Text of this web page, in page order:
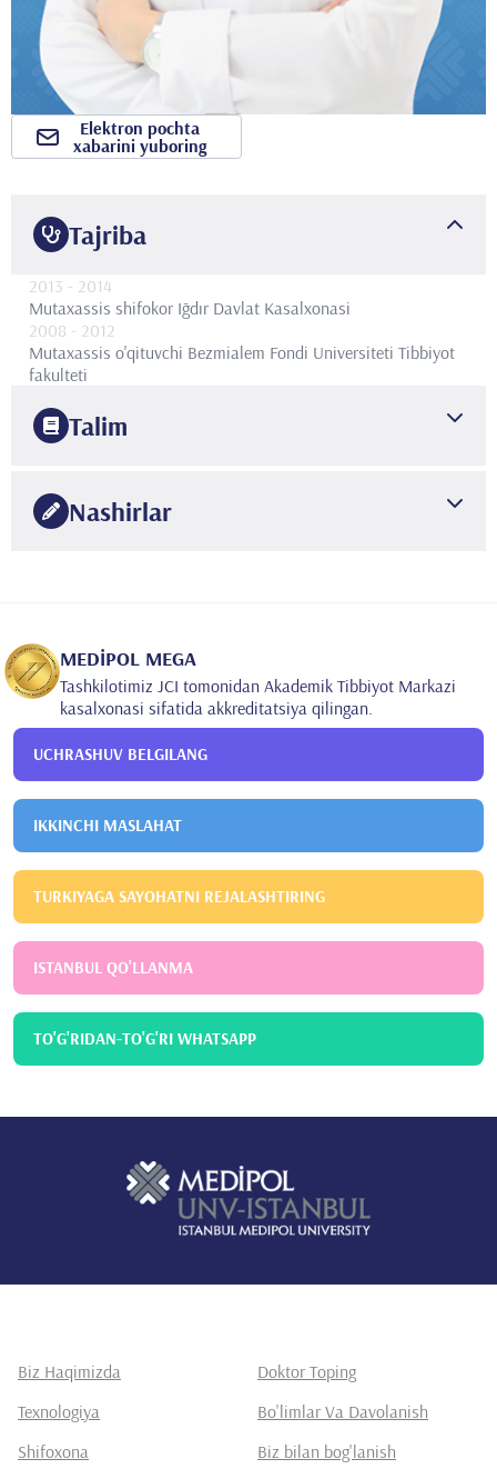
Tajriba
2013 - 2014
Mutaxassis shifokor Iğdır Davlat Kasalxonasi
2008 - 2012
Mutaxassis o'qituvchi Bezmialem Fondi Universiteti Tibbiyot
fakulteti
Talim
Ankara Universiteti
2012 Nashirlar
Elektron pochta
xabarini yuboring
MEDİPOL MEGA
Tashkilotimiz JCI tomonidan Akademik Tibbiyot Markazi
kasalxonasi sifatida akkreditatsiya qilingan.
UCHRASHUV BELGILANG
IKKINCHI MASLAHAT
TURKIYAGA SAYOHATNI REJALASHTIRING
ISTANBUL QO'LLANMA
TO'G'RIDAN-TO'G'RI WHATSAPP
Biz Haqimizda
Doktor Toping
Texnologiya
Bo'limlar Va Davolanish
Shifoxona
Biz bilan bog'lanish